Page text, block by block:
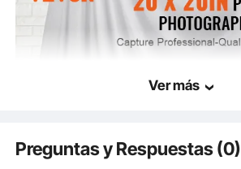
Ver más
Preguntas y Respuestas (0)